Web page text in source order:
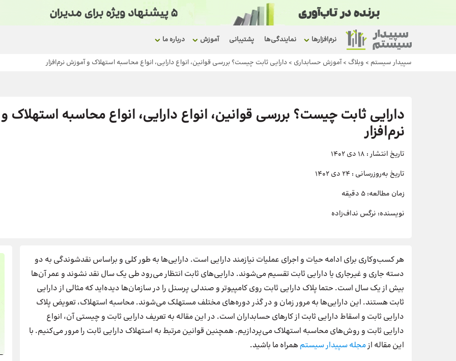
نرم‌افزارها نمایندگی‌ها پشتیبانی آموزش درباره ما
سپیدار سیستم > وبلاگ >آموزش حسابداری > دارایی ثابت چیست؟ بررسی قوانین، انواع دارایی، انواع محاسبه استهلاک و آموزش نرم‌افزار
دارایی ثابت چیست؟ بررسی قوانین، انواع دارایی، انواع محاسبه استهلاک
نرم‌افزار
تاریخ انتشار : 18 دی 1402
تاریخ به‌روزرسانی : 24 دی 1402
زمان مطالعه: ۵ دقیقه
نویسنده: نرگس نداف‌زاده
هر کسب‌وکاری برای ادامه حیات و اجرای عملیات نیازمند دارایی است. دارایی‌ها به طور کلی و براساس نقدشوندگی به دو
دسته جاری و غیرجاری یا دارایی ثابت تقسیم می‌شوند. دارایی‌های ثابت انتظار می‌رود طی یک سال نقد نشوند و عمر آن‌ها
بیش از یک سال است. حتما پلاک دارایی ثابت روی کامپیوتر و صندلی پرسنل را در سازمان‌ها دیده‌اید که مثالی از دارایی
ثابت هستند. این دارایی‌ها به مرور زمان و در گذر دوره‌های مختلف مستهلک می‌شوند. محاسبه استهلاک، تعویض پلاک
دارایی ثابت و اسقاط دارایی ثابت از کارهای حسابداران است. در این مقاله به تعریف دارایی ثابت و چیستی آن، انواع
دارایی ثابت و روش‌های محاسبه استهلاک می‌پردازیم. همچنین قوانین مرتبط به استهلاک دارایی ثابت را مرور می‌کنیم. با
این مقاله ازمجله سپیدار سیستمهمراه ما باشید.